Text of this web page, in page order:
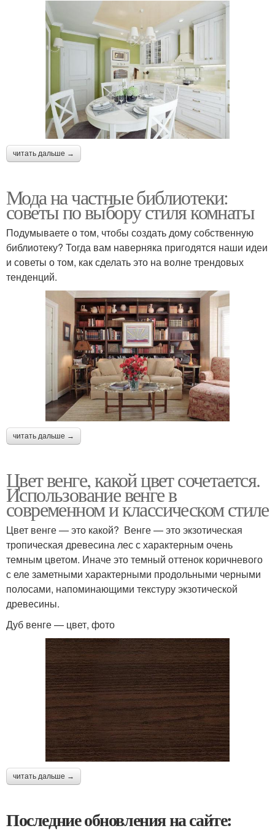
читать дальше →
Мода на частные библиотеки:
советы по выбору стиля комнаты
Подумываете о том, чтобы создать дому собственную
библиотеку? Тогда вам наверняка пригодятся наши идеи
и советы о том, как сделать это на волне трендовых
тенденций.
читать дальше →
Цвет венге, какой цвет сочетается.
Использование венге в
современном и классическом стиле
Цвет венге — это какой? Венге — это экзотическая
тропическая древесина лес с характерным очень
темным цветом. Иначе это темный оттенок коричневого
с еле заметными характерными продольными черными
полосами, напоминающими текстуру экзотической
древесины.
Дуб венге — цвет, фото
читать дальше →
Последние обновления на сайте: